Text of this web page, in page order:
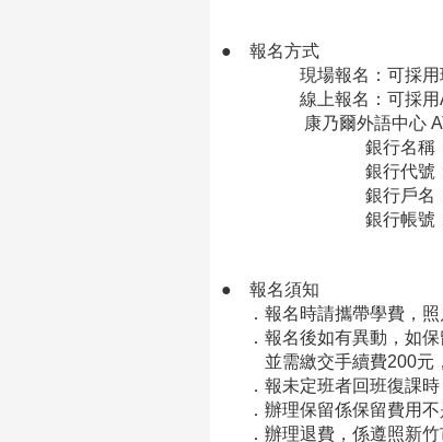
●
報名方式
現場報名：可採用現
線上報名：可採用
康乃爾外語中心 ATM
銀行名稱：玉山
銀行代號：
銀行戶名：新竹市
銀行帳號：
●
報名須知
．報名時請攜帶學費，照
．報名後如有異動，如保
並需繳交手續費200元，
．報未定班者回班復課時
．辦理保留係保留費用不
．辦理退費，係遵照新竹